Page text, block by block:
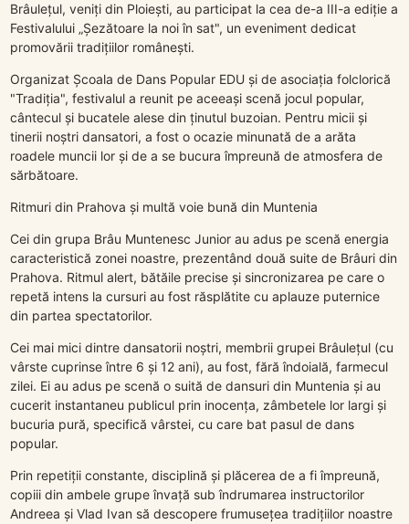
Brâulețul, veniți din Ploiești, au participat la cea de-a III-a ediție a
Festivalului „Șezătoare la noi în sat", un eveniment dedicat
promovării tradițiilor românești.
Organizat Școala de Dans Popular EDU și de asociația folclorică
"Tradiția", festivalul a reunit pe aceeași scenă jocul popular,
cântecul și bucatele alese din ținutul buzoian. Pentru micii și
tinerii noștri dansatori, a fost o ocazie minunată de a arăta
roadele muncii lor și de a se bucura împreună de atmosfera de
sărbătoare.
Ritmuri din Prahova și multă voie bună din Muntenia
Cei din grupa Brâu Muntenesc Junior au adus pe scenă energia
caracteristică zonei noastre, prezentând două suite de Brâuri din
Prahova. Ritmul alert, bătăile precise și sincronizarea pe care o
repetă intens la cursuri au fost răsplătite cu aplauze puternice
din partea spectatorilor.
Cei mai mici dintre dansatorii noștri, membrii grupei Brâulețul (cu
vârste cuprinse între 6 și 12 ani), au fost, fără îndoială, farmecul
zilei. Ei au adus pe scenă o suită de dansuri din Muntenia și au
cucerit instantaneu publicul prin inocența, zâmbetele lor largi și
bucuria pură, specifică vârstei, cu care bat pasul de dans
popular.
Prin repetiții constante, disciplină și plăcerea de a fi împreună,
copiii din ambele grupe învață sub îndrumarea instructorilor
Andreea și Vlad Ivan să descopere frumusețea tradițiilor noastre